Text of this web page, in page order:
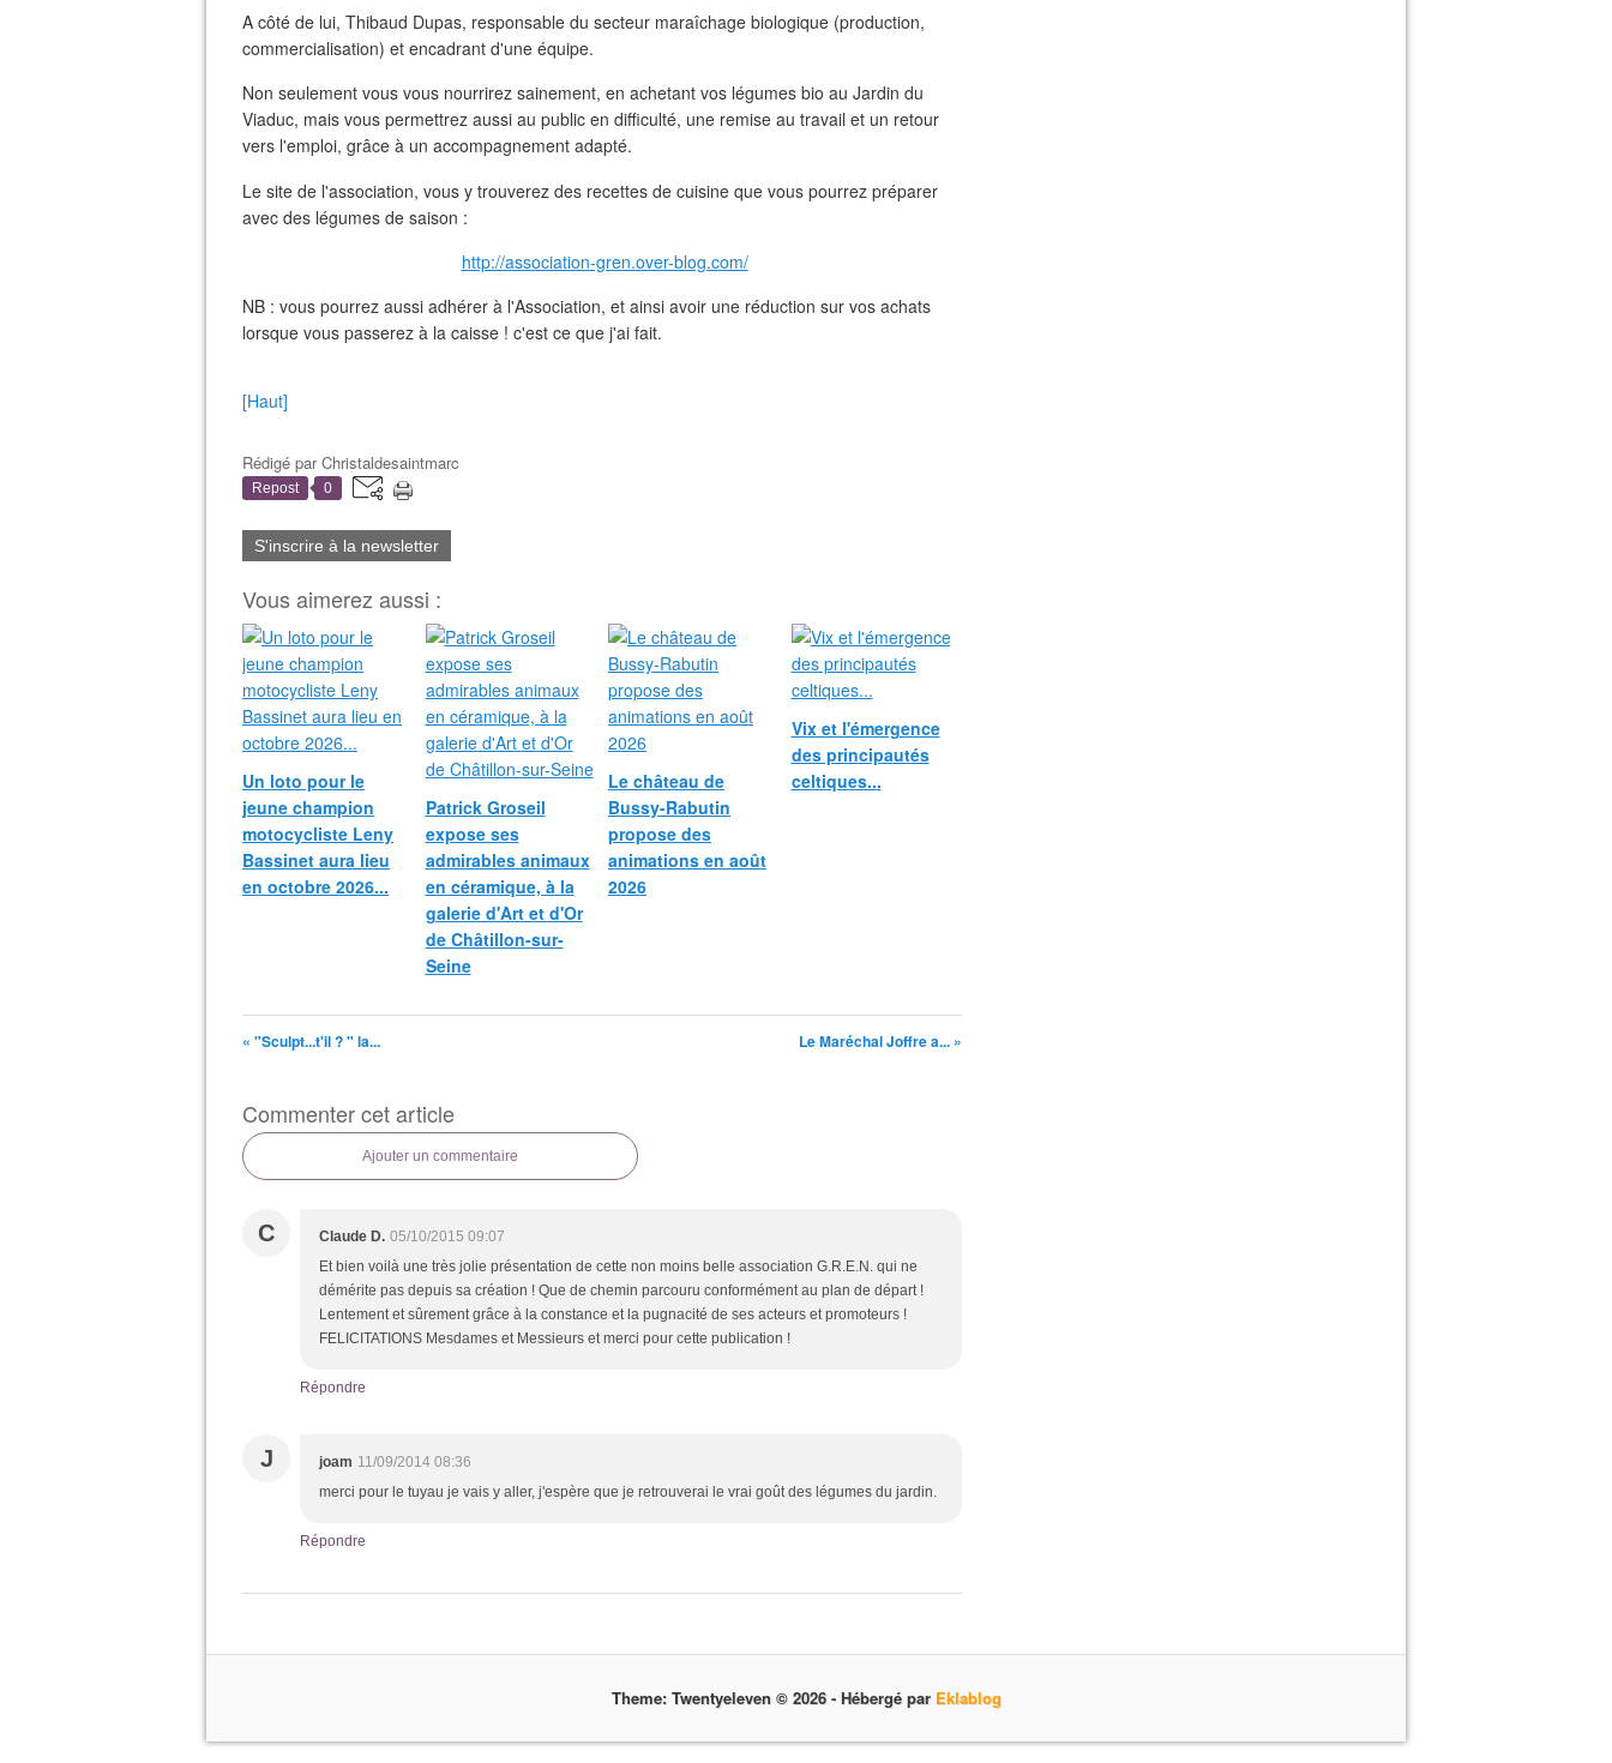
A côté de lui, Thibaud Dupas, responsable du secteur maraîchage biologique (production,
commercialisation) et encadrant d'une équipe.
Non seulement vous vous nourrirez sainement, en achetant vos légumes bio au Jardin du
Viaduc, mais vous permettrez aussi au public en difficulté, une remise au travail et un retour
vers l'emploi, grâce à un accompagnement adapté.
Le site de l'association, vous y trouverez des recettes de cuisine que vous pourrez préparer
avec des légumes de saison :
http://association-gren.over-blog.com/
NB : vous pourrez aussi adhérer à l'Association, et ainsi avoir une réduction sur vos achats
lorsque vous passerez à la caisse ! c'est ce que j'ai fait.
[Haut]
Rédigé parChristaldesaintmarc
Repost 0
S'inscrire à la newsletter
Vous aimerez aussi :
Un loto pour le
jeune champion
motocycliste Leny
Bassinet aura lieu
en octobre 2026...
Patrick Groseil
expose ses
admirables animaux
en céramique, à la
galerie d'Art et d'Or
de Châtillon-sur-
Seine
Le château de
Bussy-Rabutin
propose des
animations en août
2026
Vix et l'émergence
des principautés
celtiques...
« "Sculpt...t'il ? " la... Le Maréchal Joffre a... »
Commenter cet article
Ajouter un commentaire
C Claude D. 05/10/2015 09:07
Et bien voilà une très jolie présentation de cette non moins belle association G.R.E.N. qui ne
démérite pas depuis sa création ! Que de chemin parcouru conformément au plan de départ !
Lentement et sûrement grâce à la constance et la pugnacité de ses acteurs et promoteurs !
FELICITATIONS Mesdames et Messieurs et merci pour cette publication !
Répondre
J joam 11/09/2014 08:36
merci pour le tuyau je vais y aller, j'espère que je retrouverai le vrai goût des légumes du jardin.
Répondre
Theme: Twentyeleven © 2026 - Hébergé par Eklablog